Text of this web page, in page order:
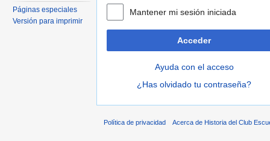
Mantener mi sesión iniciada
Acceder
Ayuda con el acceso
¿Has olvidado tu contraseña?
Páginas especiales
Versión para imprimir
Política de privacidad Acerca de Historia del Club